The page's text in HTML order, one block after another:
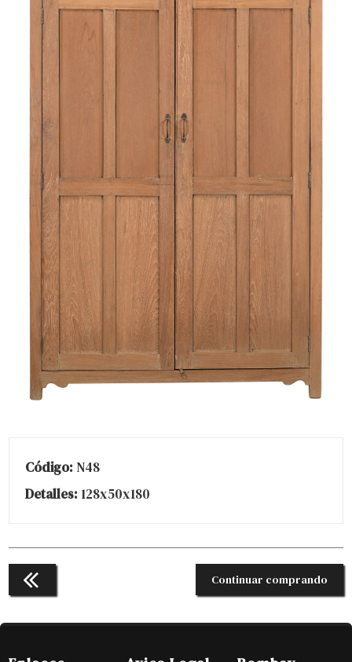
Código: N48
Detalles: 128x50x180
Continuar comprando